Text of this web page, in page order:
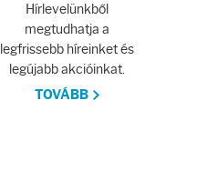
Hírlevelünkből
megtudhatja a
legfrissebb híreinket és
legújabb akcióinkat.
TOVÁBB